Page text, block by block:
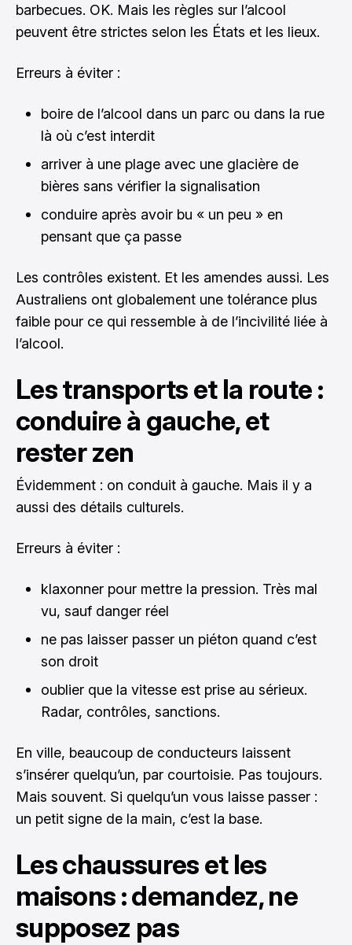
barbecues. OK. Mais les règles sur l’alcool
peuvent être strictes selon les États et les lieux.
Erreurs à éviter :
boire de l’alcool dans un parc ou dans la rue
là où c’est interdit
arriver à une plage avec une glacière de
bières sans vérifier la signalisation
conduire après avoir bu « un peu » en
pensant que ça passe
Les contrôles existent. Et les amendes aussi. Les
Australiens ont globalement une tolérance plus
faible pour ce qui ressemble à de l’incivilité liée à
l’alcool.
Les transports et la route :
conduire à gauche, et
rester zen
Évidemment : on conduit à gauche. Mais il y a
aussi des détails culturels.
Erreurs à éviter :
klaxonner pour mettre la pression. Très mal
vu, sauf danger réel
ne pas laisser passer un piéton quand c’est
son droit
oublier que la vitesse est prise au sérieux.
Radar, contrôles, sanctions.
En ville, beaucoup de conducteurs laissent
s’insérer quelqu’un, par courtoisie. Pas toujours.
Mais souvent. Si quelqu’un vous laisse passer :
un petit signe de la main, c’est la base.
Les chaussures et les
maisons : demandez, ne
supposez pas